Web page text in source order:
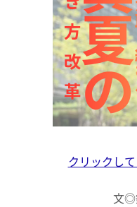
クリックし
文◎